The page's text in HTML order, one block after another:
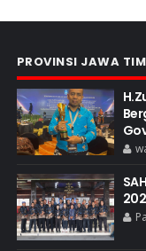
PROVINSI JAWA